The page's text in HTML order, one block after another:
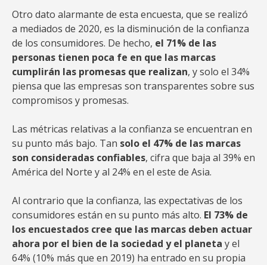
Otro dato alarmante de esta encuesta, que se realizó
a mediados de 2020, es la disminución de la confianza
de los consumidores. De hecho, el 71% de las
personas tienen poca fe en que las marcas
cumplirán las promesas que realizan, y solo el 34%
piensa que las empresas son transparentes sobre sus
compromisos y promesas.
Las métricas relativas a la confianza se encuentran en
su punto más bajo. Tan solo el 47% de las marcas
son consideradas confiables, cifra que baja al 39% en
América del Norte y al 24% en el este de Asia.
Al contrario que la confianza, las expectativas de los
consumidores están en su punto más alto. El 73% de
los encuestados cree que las marcas deben actuar
ahora por el bien de la sociedad y el planeta y el
64% (10% más que en 2019) ha entrado en su propia